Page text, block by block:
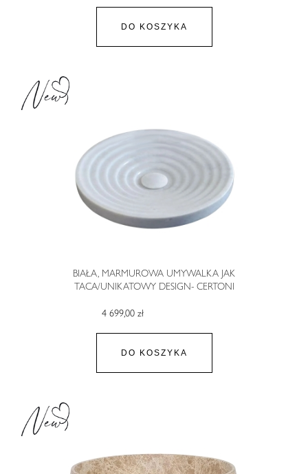
DO KOSZYKA
BIAŁA, MARMUROWA UMYWALKA JAK
TACA/UNIKATOWY DESIGN- CERTONI
4 699,00 zł
DO KOSZYKA